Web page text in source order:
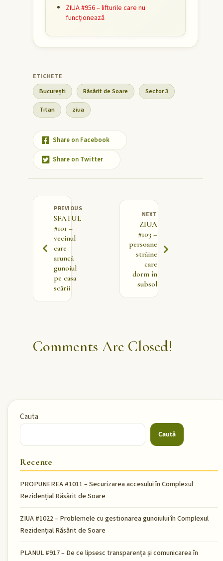
ZIUA #956 – lifturile care nu
funcționează
București Răsărit de Soare Sector 3
Titan ziua
Share on Facebook
Share on Twitter
PREVIOUS
SFATUL
#101 –
vecinul
care
aruncă
gunoiul
pe casa
scării
NEXT
ZIUA
#103 –
persoane
străine
care
dorm în
subsol
Comments Are Closed!
Cauta
Caută
Recente
PROPUNEREA #1011 – Securizarea accesului în Complexul
Rezidențial Răsărit de Soare
ZIUA #1022 – Problemele cu gestionarea gunoiului în Complexul
Rezidențial Răsărit de Soare
PLANUL #917 – De ce lipsesc transparența și comunicarea în